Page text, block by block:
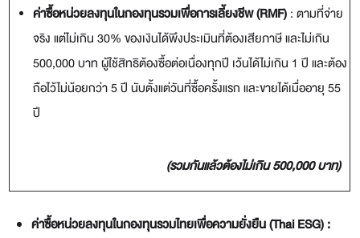
ค่าซื้อหน่วยลงทุนในกองทุนรวมเพื่อการเลี้ยงชีพ (RMF) : ตามที่จ่าย
จริง แต่ไม่เกิน 30% ของเงินได้พึงประเมินที่ต้องเสียภาษี และไม่เกิน
500,000 บาท ผู้ใช้สิทธิต้องซื้อต่อเนื่องทุกปี เว้นได้ไม่เกิน 1 ปี และต้อง
ถือไว้ไม่น้อยกว่า5 ปี นับตั้งแต่วันที่ซื้อครั้งแรก และขายได้เมื่ออายุ 55
ปี
(รวมกันแล้วต้องไม่เกิน500,000 บาท)
ค่าซื้อหน่วยลงทุนในกองทุนรวมไทยเพื่อความยั่งยืน (Thai ESG) :